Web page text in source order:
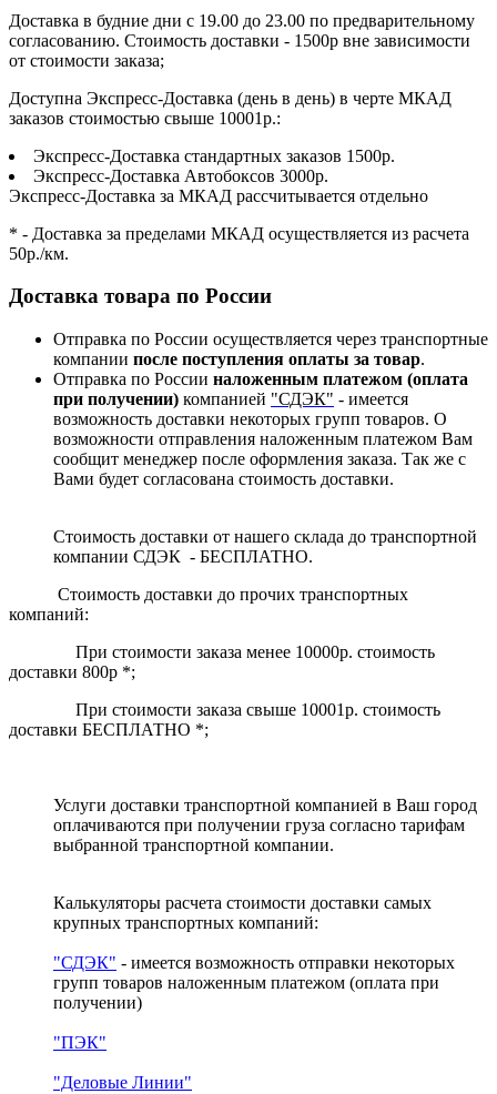
Доставка в будние дни с 19.00 до 23.00 по предварительному
согласованию. Стоимость доставки - 1500р вне зависимости
от стоимости заказа;
Доступна Экспресс-Доставка (день в день) в черте МКАД
заказов стоимостью свыше 10001р.:
Экспресс-Доставка стандартных заказов 1500р.
Экспресс-Доставка Автобоксов 3000р.
Экспресс-Доставка за МКАД рассчитывается отдельно
* - Доставка за пределами МКАД осуществляется из расчета
50р./км.
Доставка товара по России
Отправка по России осуществляется через транспортные
компании после поступления оплаты за товар.
Отправка по России наложенным платежом (оплата
при получении) компанией "СДЭК" - имеется
возможность доставки некоторых групп товаров. О
возможности отправления наложенным платежом Вам
сообщит менеджер после оформления заказа. Так же с
Вами будет согласована стоимость доставки.
Стоимость доставки от нашего склада до транспортной
компании СДЭК - БЕСПЛАТНО.
Стоимость доставки до прочих транспортных
компаний:
При стоимости заказа менее 10000р. стоимость
доставки 800р *;
При стоимости заказа свыше 10001р. стоимость
доставки БЕСПЛАТНО *;
Услуги доставки транспортной компанией в Ваш город
оплачиваются при получении груза согласно тарифам
выбранной транспортной компании.
Калькуляторы расчета стоимости доставки самых
крупных транспортных компаний:
"СДЭК" - имеется возможность отправки некоторых
групп товаров наложенным платежом (оплата при
получении)
"ПЭК"
"Деловые Линии"